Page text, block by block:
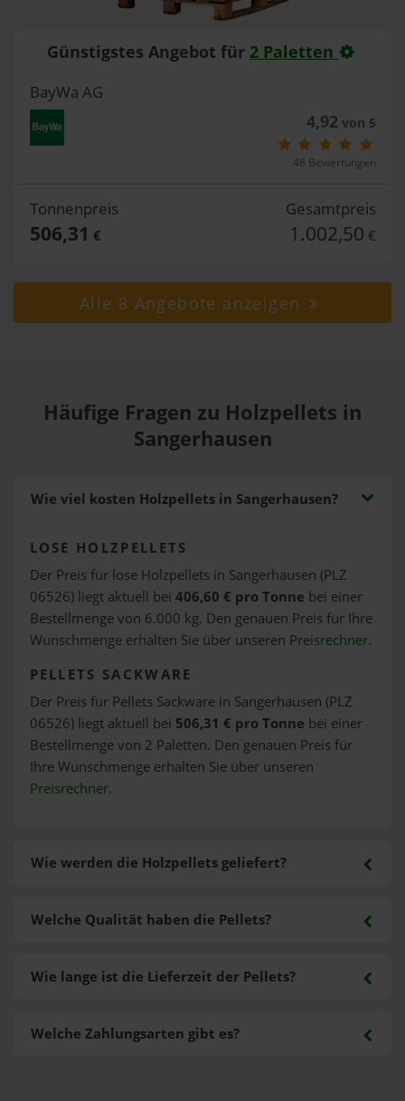
Günstigstes Angebot für 2 Paletten
BayWa AG
4,92von 5
48 Bewertungen
Tonnenpreis
506,31 €
Gesamtpreis
1.002,50 €
Alle 8 Angebote anzeigen
Häufige Fragen zu Holzpellets in
Sangerhausen
Wie viel kosten Holzpellets in Sangerhausen?
LOSE HOLZPELLETS
Der Preis für lose Holzpellets in Sangerhausen (PLZ
06526) liegt aktuell bei 406,60 € pro Tonne bei einer
Bestellmenge von 6.000 kg. Den genauen Preis für Ihre
Wunschmenge erhalten Sie über unseren Preisrechner.
PELLETS SACKWARE
Der Preis für Pellets Sackware in Sangerhausen (PLZ
06526) liegt aktuell bei 506,31 € pro Tonne bei einer
Bestellmenge von 2 Paletten. Den genauen Preis für
Ihre Wunschmenge erhalten Sie über unseren
Preisrechner.
Wie werden die Holzpellets geliefert?
Welche Zahlungsarten gibt es?
Welche Qualität haben die Pellets?
Wie lange ist die Lieferzeit der Pellets?